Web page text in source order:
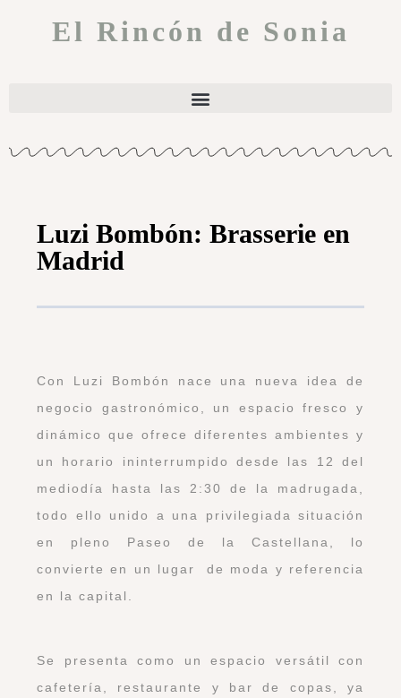
El Rincón de Sonia
Luzi Bombón: Brasserie en
Madrid
Con Luzi Bombón nace una nueva idea de
negocio gastronómico, un espacio fresco y
dinámico que ofrece diferentes ambientes y
un horario ininterrumpido desde las 12 del
mediodía hasta las 2:30 de la madrugada,
todo ello unido a una privilegiada situación
en pleno Paseo de la Castellana, lo
convierte en un lugar de moda y referencia
en la capital.
Se presenta como un espacio versátil con
cafetería, restaurante y bar de copas, ya